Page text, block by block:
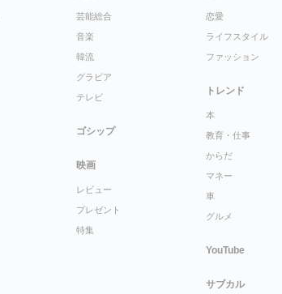
芸能総合
音楽
韓流
グラビア
テレビ
ゴシップ
映画
レビュー
プレゼント
特集
恋愛
ライフスタイル
ファッション
トレンド
本
教育・仕事
からだ
マネー
車
グルメ
YouTube
サブカル